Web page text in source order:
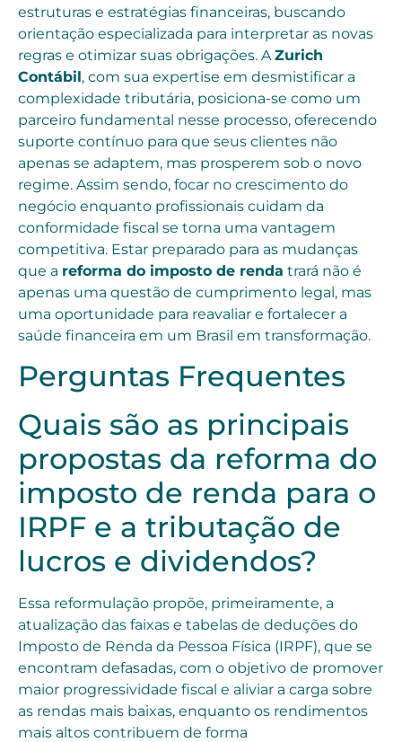
estruturas e estratégias financeiras, buscando
orientação especializada para interpretar as novas
regras e otimizar suas obrigações. A Zurich
Contábil, com sua expertise em desmistificar a
complexidade tributária, posiciona-se como um
parceiro fundamental nesse processo, oferecendo
suporte contínuo para que seus clientes não
apenas se adaptem, mas prosperem sob o novo
regime. Assim sendo, focar no crescimento do
negócio enquanto profissionais cuidam da
conformidade fiscal se torna uma vantagem
competitiva. Estar preparado para as mudanças
que a reforma do imposto de renda trará não é
apenas uma questão de cumprimento legal, mas
uma oportunidade para reavaliar e fortalecer a
saúde financeira em um Brasil em transformação.
Perguntas Frequentes
Quais são as principais
propostas da reforma do
imposto de renda para o
IRPF e a tributação de
lucros e dividendos?
Essa reformulação propõe, primeiramente, a
atualização das faixas e tabelas de deduções do
Imposto de Renda da Pessoa Física (IRPF), que se
encontram defasadas, com o objetivo de promover
maior progressividade fiscal e aliviar a carga sobre
as rendas mais baixas, enquanto os rendimentos
mais altos contribuem de forma